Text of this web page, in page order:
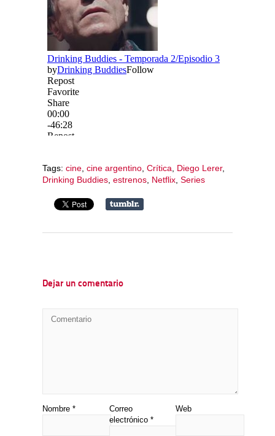
Tags: cine cine argentino Crítica Diego Lerer,
Drinking Buddies estrenos Netflix Series
Dejar un comentario
Nombre *
Correo
electrónico *
Web